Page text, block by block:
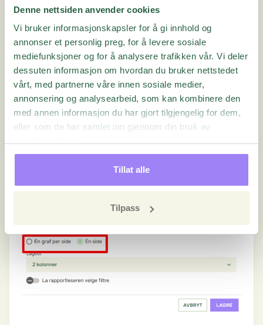
Denne nettsiden anvender cookies
Vi bruker informasjonskapsler for å gi innhold og
annonser et personlig preg, for å levere sosiale
mediefunksjoner og for å analysere trafikken vår. Vi deler
dessuten informasjon om hvordan du bruker nettstedet
vårt, med partnerne våre innen sosiale medier,
annonsering og analysearbeid, som kan kombinere den
med annen informasjon du har gjort tilgjengelig for dem,
eller som de har samlet inn gjennom din bruk av
Tillat alle
Tilpass
vil gi et presentasjonsbilde av rapporten.
vise hele rapporten på én side, noe som kan være en
svært effektiv måte å gå gjennom rapporten på og
raskt få oversikt over resultatene.